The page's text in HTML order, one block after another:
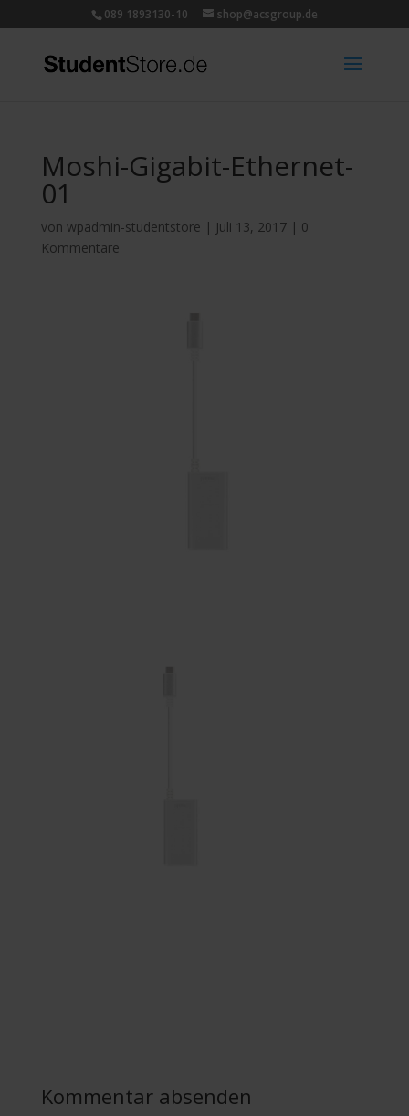
089 1893130-10 shop@acsgroup.de
Moshi-Gigabit-Ethernet-
01
von wpadmin-studentstore | Juli 13, 2017| 0
Kommentare
Kommentar absenden